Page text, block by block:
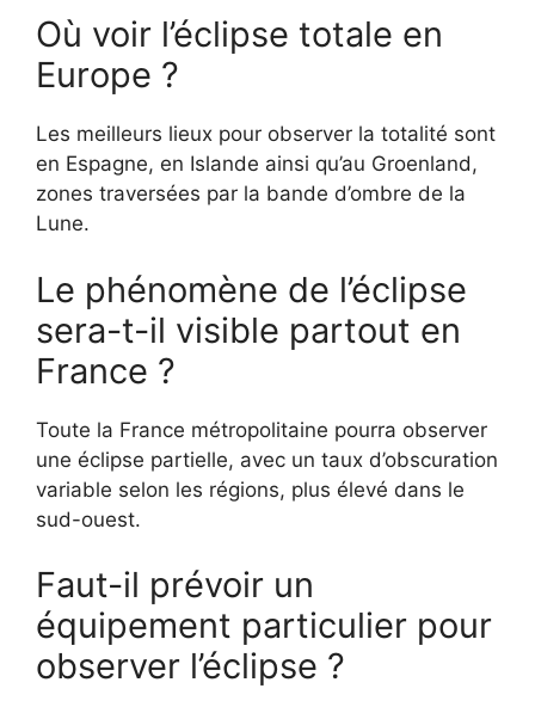
Où voir l’éclipse totale en
Europe ?
Les meilleurs lieux pour observer la totalité sont
en Espagne, en Islande ainsi qu’au Groenland,
zones traversées par la bande d’ombre de la
Lune.
Le phénomène de l’éclipse
sera-t-il visible partout en
France ?
Toute la France métropolitaine pourra observer
une éclipse partielle, avec un taux d’obscuration
variable selon les régions, plus élevé dans le
sud-ouest.
Faut-il prévoir un
équipement particulier pour
observer l’éclipse ?